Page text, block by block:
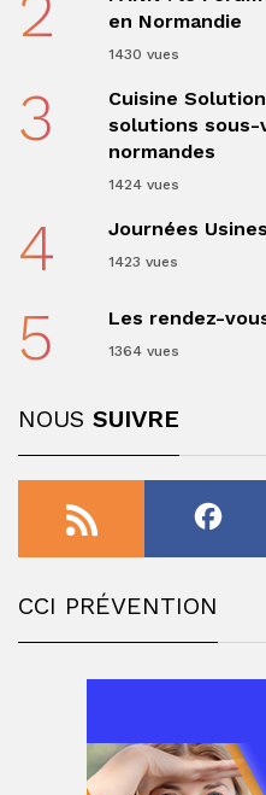
en Normandie
1430 vues
3
Cuisine
solutions sous-
normandes
1424 vues
4 Journées
1423 vues
5 Les rendez-
1364 vues
NOUS SUIVRE
CCI PRÉVENTION